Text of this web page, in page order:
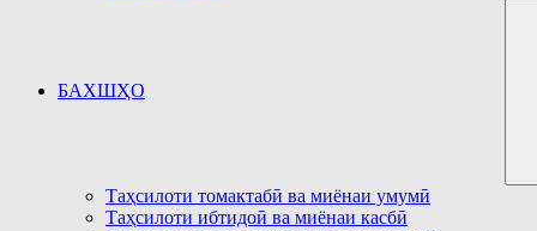
БАХШҲО
Таҳсилоти томактабӣ ва миёнаи умумӣ
Таҳсилоти ибтидоӣ ва миёнаи касбӣ